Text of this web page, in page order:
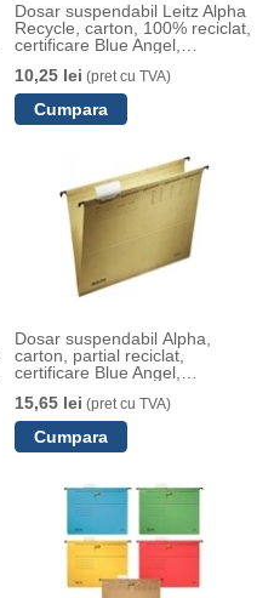
Dosar suspendabil Leitz Alpha
Recycle, carton, 100% reciclat,
certificare Blue Angel,
10,25 lei (pret cu TVA)
Dosar suspendabil Alpha,
carton, partial reciclat,
certificare Blue Angel,
15,65 lei (pret cu TVA)